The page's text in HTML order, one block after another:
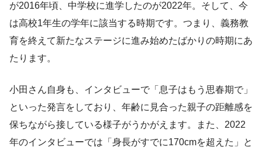
が2016年頃、中学校に進学したのが2022年。そして、今
は高校1年生の学年に該当する時期です。つまり、義務教
育を終えて新たなステージに進み始めたばかりの時期にあ
たります。
小田さん自身も、インタビューで「息子はもう思春期で」
といった発言をしており、年齢に見合った親子の距離感を
保ちながら接している様子がうかがえます。また、2022
年のインタビューでは「身長がすでに170cmを超えた」と